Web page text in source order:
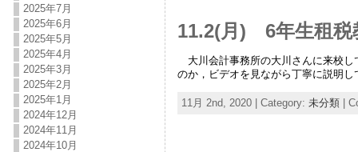
2025年7月
2025年6月
2025年5月
2025年4月
2025年3月
2025年2月
2025年1月
2024年12月
2024年11月
2024年10月
11.2(月) 6年生租税
大川会計事務所の大川さんに来校し
のか，ビデオを見ながら丁寧に説明し
11月 2nd, 2020 | Category: 未分類|